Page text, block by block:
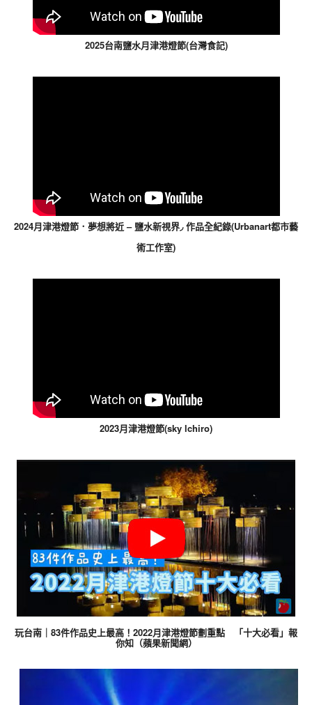
2025台南鹽水月津港燈節(台灣食記)
2024月津港燈節．夢想將近 – 鹽水新視界◞ 作品全紀錄(Urbanart都市藝
術工作室)
2023月津港燈節(sky lchiro)
玩台南｜83件作品史上最高！2022月津港燈節劃重點 「十大必看」報
你知（蘋果新聞網）